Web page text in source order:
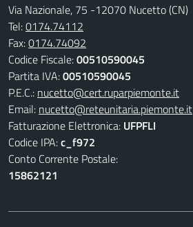
Via Nazionale, 75 -12070 Nucetto (CN)
Tel:0174.74112
Fax:0174.74092
Codice Fiscale:00510590045
Partita IVA:00510590045
P.E.C.: nucetto@cert.ruparpiemonte.it
Email: nucetto@reteunitaria.piemonte.it
Fatturazione Elettronica: UFPFLI
Codice IPA:c_f972
Conto Corrente Postale:
15862121